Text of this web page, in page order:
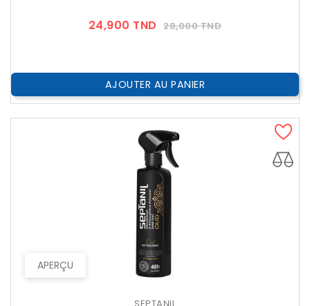
24,900 TND Prix
28,000 TNDPrix
AJOUTER AU PANIER
APERÇU